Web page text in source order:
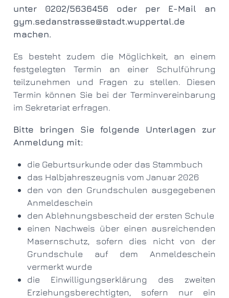
unter 0202/5636456 oder per E-Mail an
gym.sedanstrasse@stadt.wuppertal.de
machen.
Es besteht zudem die Möglichkeit, an einem
festgelegten Termin an einer Schulführung
teilzunehmen und Fragen zu stellen. Diesen
Termin können Sie bei der Terminvereinbarung
im Sekretariat erfragen.
Bitte bringen Sie folgende Unterlagen zur
Anmeldung mit:
die Geburtsurkunde oder das Stammbuch
das Halbjahreszeugnis vom Januar 2026
den von den Grundschulen ausgegebenen
Anmeldeschein
den Ablehnungsbescheid der ersten Schule
einen Nachweis über einen ausreichenden
Masernschutz, sofern dies nicht von der
Grundschule auf dem Anmeldeschein
vermerkt wurde
die Einwilligungserklärung des zweiten
Erziehungsberechtigten, sofern nur ein